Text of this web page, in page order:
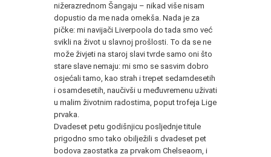
nižerazrednom Šangaju – nikad više nisam
dopustio da me nada omekša. Nada je za
pičke: mi navijači Liverpoola do tada smo već
svikli na život u slavnoj prošlosti. To da se ne
može živjeti na staroj slavi tvrde samo oni što
stare slave nemaju: mi smo se sasvim dobro
osjećali tamo, kao strah i trepet sedamdesetih
i osamdesetih, naučivši u međuvremenu uživati
u malim životnim radostima, poput trofeja Lige
prvaka.
Dvadeset petu godišnjicu posljednje titule
prigodno smo tako obilježili s dvadeset pet
bodova zaostatka za prvakom Chelseaom, i